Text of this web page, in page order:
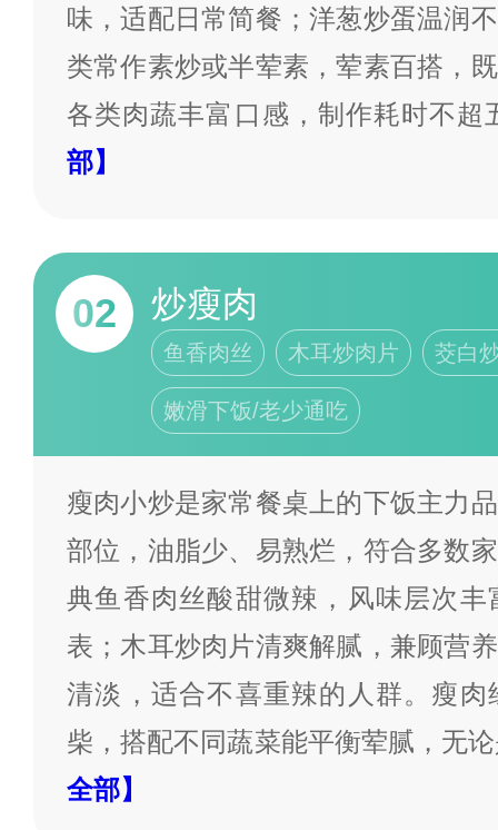
味，适配日常简餐；洋葱炒蛋温润
类常作素炒或半荤素，荤素百搭，
各类肉蔬丰富口感，制作耗时不超
部】
02 炒瘦肉
鱼香肉丝 木耳炒肉片 茭白
嫩滑下饭/老少通吃
瘦肉小炒是家常餐桌上的下饭主力
部位，油脂少、易熟烂，符合多数
典鱼香肉丝酸甜微辣，风味层次
表；木耳炒肉片清爽解腻，兼顾营
清淡，适合不喜重辣的人群。瘦
柴，搭配不同蔬菜能平衡荤腻，无
全部】